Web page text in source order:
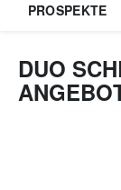
PROSPEKTE
DUO